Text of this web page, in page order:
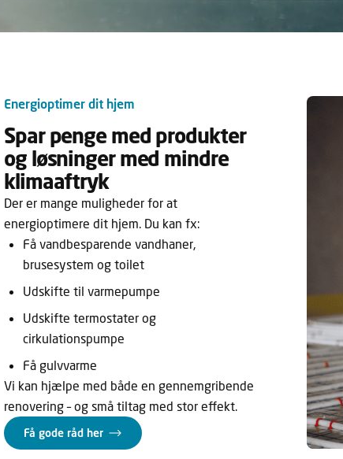
Energioptimer dit hjem
Spar penge med produkter
og løsninger med mindre
klimaaftryk
Der er mange muligheder for at
energioptimere dit hjem. Du kan fx:
Få vandbesparende vandhaner,
brusesystem og toilet
Udskifte til varmepumpe
Udskifte termostater og
cirkulationspumpe
Få gulvvarme
Vi kan hjælpe med både en gennemgribende
renovering – og små tiltag med stor effekt.
Få gode råd her